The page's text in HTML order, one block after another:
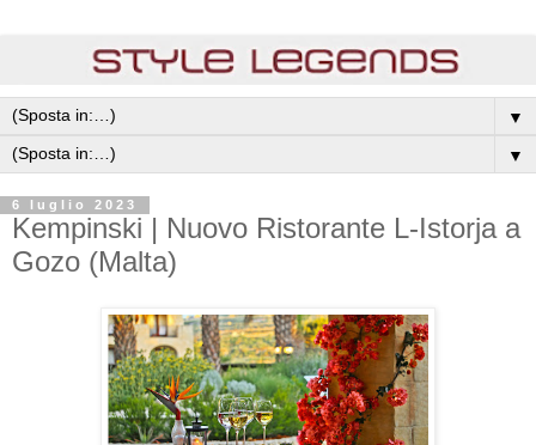
▼
▼
6 luglio 2023
Kempinski | Nuovo Ristorante L-Istorja a
Gozo (Malta)